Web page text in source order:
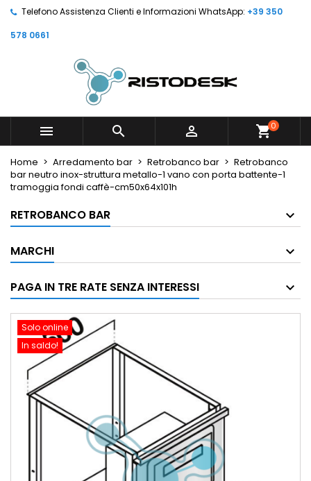
Telefono Assistenza Clienti e Informazioni WhatsApp: +39 350
578 0661
   shopping_cart0
Home Arredamento bar Retrobanco bar
Retrobanco
bar neutro inox-struttura metallo-1 vano con porta battente-1
tramoggia fondi caffè-cm50x64x101h
RETROBANCO BAR
MARCHI
PAGA IN TRE RATE SENZA INTERESSI
Solo online
In saldo!